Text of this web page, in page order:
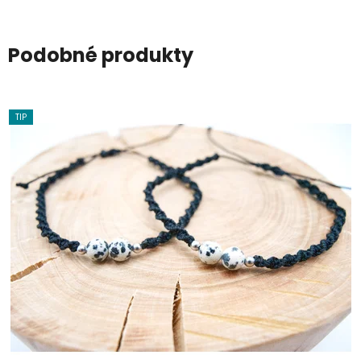
Podobné produkty
TIP